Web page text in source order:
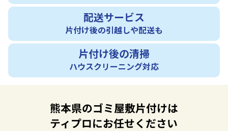
配送サービス
片付け後の引越しや配送も
片付け後の清掃
ハウスクリーニング対応
熊本県のゴミ屋敷片付けは
ティプロにお任せください